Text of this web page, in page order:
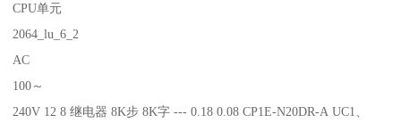
CPU单元
2064_lu_6_2
AC
100～
240V 12 8 继电器 8K步 8K字 --- 0.18 0.08 CP1E-N20DR-A UC1、